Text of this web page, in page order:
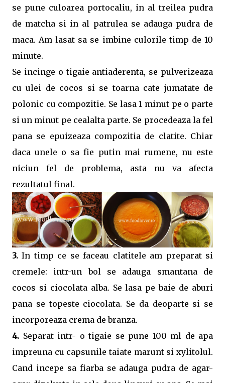
se pune culoarea portocaliu, in al treilea pudra
de matcha si in al patrulea se adauga pudra de
maca. Am lasat sa se imbine culorile timp de 10
minute.
Se incinge o tigaie antiaderenta, se pulverizeaza
cu ulei de cocos si se toarna cate jumatate de
polonic cu compozitie. Se lasa 1 minut pe o parte
si un minut pe cealalta parte. Se procedeaza la fel
pana se epuizeaza compozitia de clatite. Chiar
daca unele o sa fie putin mai rumene, nu este
niciun fel de problema, asta nu va afecta
rezultatul final.
3. In timp ce se faceau clatitele am preparat si
cremele: intr-un bol se adauga smantana de
cocos si ciocolata alba. Se lasa pe baie de aburi
pana se topeste ciocolata. Se da deoparte si se
incorporeaza crema de branza.
4. Separat intr- o tigaie se pune 100 ml de apa
impreuna cu capsunile taiate marunt si xylitolul.
Cand incepe sa fiarba se adauga pudra de agar-